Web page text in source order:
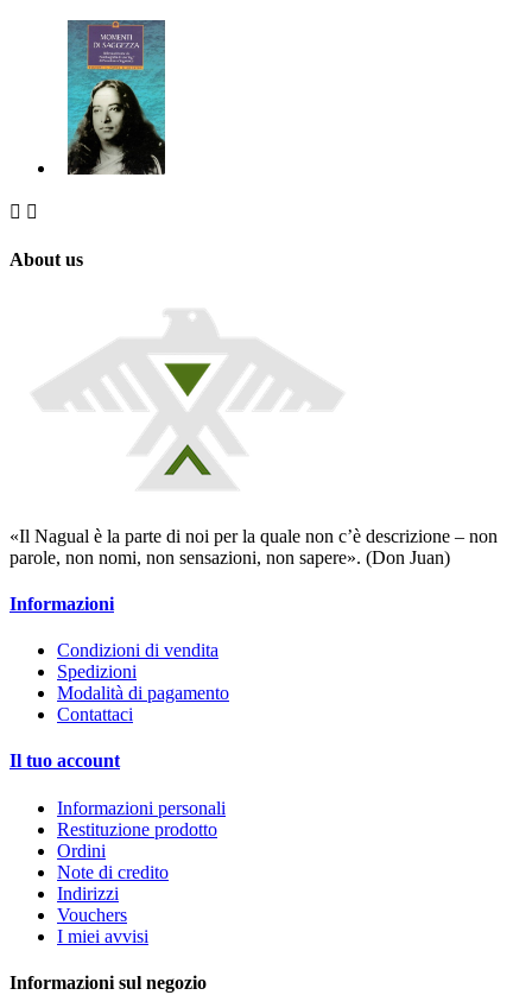
 
About us
«Il Nagual è la parte di noi per la quale non c’è descrizione – non
parole, non nomi, non sensazioni, non sapere». (Don Juan)
Informazioni
Condizioni di vendita
Spedizioni
Modalità di pagamento
Contattaci
Il tuo account
Informazioni personali
Restituzione prodotto
Ordini
Note di credito
Indirizzi
Vouchers
I miei avvisi
Informazioni sul negozio